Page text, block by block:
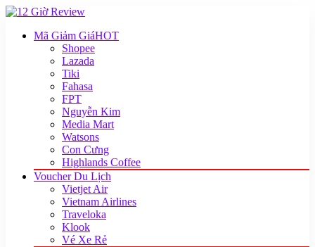
Mã Giảm GiáHOT
Shopee
Lazada
Tiki
Fahasa
FPT
Nguyễn Kim
Media Mart
Watsons
Con Cưng
Highlands Coffee
Voucher Du Lịch
Vietjet Air
Vietnam Airlines
Traveloka
Klook
Vé Xe Rẻ